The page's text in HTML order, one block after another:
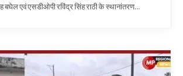
बघेल एवं एसडीओपी रविंद्र सिंह राठी के स्थानांतरण…